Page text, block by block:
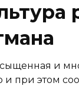
и
при этом